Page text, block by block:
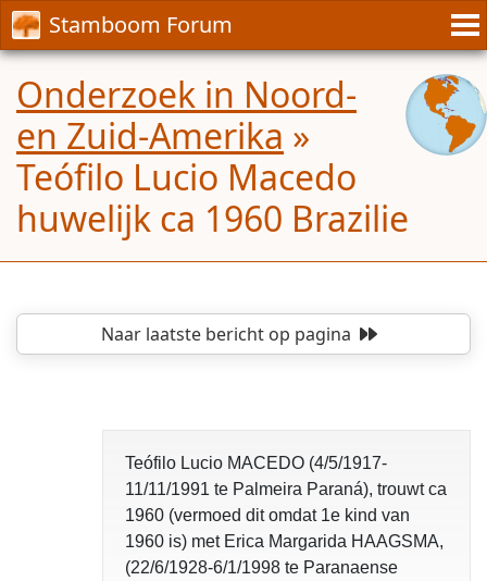
Stamboom Forum
Onderzoek in Noord-
en Zuid-Amerika »
Teófilo Lucio Macedo
huwelijk ca 1960 Brazilie
Naar laatste berichtop pagina
Teófilo Lucio MACEDO (4/5/1917-
11/11/1991 te Palmeira Paraná), trouwt ca
1960 (vermoed dit omdat 1e kind van
1960 is) met Erica Margarida HAAGSMA,
(22/6/1928-6/1/1998 te Paranaense